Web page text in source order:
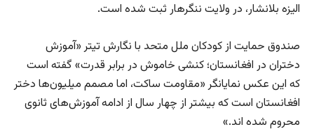
الیزه بلانشار، در ولایت ننگرهار ثبت شده است.
صندوق حمایت از کودکان ملل متحد با نگارش تیتر «آموزش
دختران در افغانستان؛ کنشی خاموش در برابر قدرت» گفته است
که این عکس نمایانگر «مقاومت ساکت، اما مصمم میلیون‌ها دختر
افغانستان است که بیشتر از چهار سال از ادامه آموزش‌های ثانوی
محروم شده اند.»